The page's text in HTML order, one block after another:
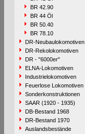
BR 42.90
BR 44 Öl
BR 50.40
BR 78.10
DR-Neubaulokomotiven
DR-Rekolokomotiven
DR - "6000er"
ELNA-Lokomotiven
Industrielokomotiven
Feuerlose Lokomotiven
Sonderkonstruktionen
SAAR (1920 - 1935)
DB-Bestand 1968
DR-Bestand 1970
Auslandsbestände